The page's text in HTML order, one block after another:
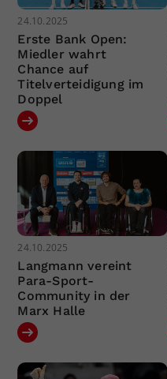
24.10.2025
Erste Bank Open:
Miedler wahrt
Chance auf
Titelverteidigung im
Doppel
24.10.2025
Langmann vereint
Para-Sport-
Community in der
Marx Halle